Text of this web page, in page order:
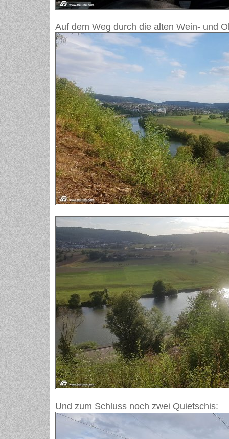
Auf dem Weg durch die alten Wein- und
Und zum Schluss noch zwei Quietschis: